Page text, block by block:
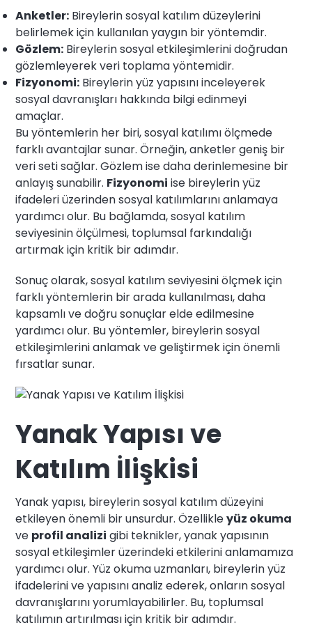
Anketler: Bireylerin sosyal katılım düzeylerini
belirlemek için kullanılan yaygın bir yöntemdir.
Gözlem: Bireylerin sosyal etkileşimlerini doğrudan
gözlemleyerek veri toplama yöntemidir.
Fizyonomi: Bireylerin yüz yapısını inceleyerek
sosyal davranışları hakkında bilgi edinmeyi
amaçlar.
Bu yöntemlerin her biri, sosyal katılımı ölçmede
farklı avantajlar sunar. Örneğin, anketler geniş bir
veri seti sağlar. Gözlem ise daha derinlemesine bir
anlayış sunabilir. Fizyonomi ise bireylerin yüz
ifadeleri üzerinden sosyal katılımlarını anlamaya
yardımcı olur. Bu bağlamda, sosyal katılım
seviyesinin ölçülmesi, toplumsal farkındalığı
artırmak için kritik bir adımdır.
Sonuç olarak, sosyal katılım seviyesini ölçmek için
farklı yöntemlerin bir arada kullanılması, daha
kapsamlı ve doğru sonuçlar elde edilmesine
yardımcı olur. Bu yöntemler, bireylerin sosyal
etkileşimlerini anlamak ve geliştirmek için önemli
fırsatlar sunar.
Yanak Yapısı ve
Katılım İlişkisi
Yanak yapısı, bireylerin sosyal katılım düzeyini
etkileyen önemli bir unsurdur. Özellikleyüz okuma
ve profil analizi gibi teknikler, yanak yapısının
sosyal etkileşimler üzerindeki etkilerini anlamamıza
yardımcı olur. Yüz okuma uzmanları, bireylerin yüz
ifadelerini ve yapısını analiz ederek, onların sosyal
davranışlarını yorumlayabilirler. Bu, toplumsal
katılımın artırılması için kritik bir adımdır.